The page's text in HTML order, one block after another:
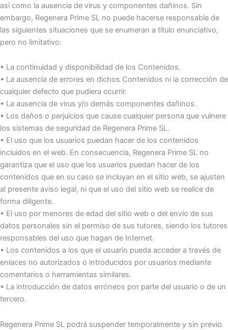
así como la ausencia de virus y componentes dañinos. Sin
embargo, Regenera Prime SL no puede hacerse responsable de
las siguientes situaciones que se enumeran a título enunciativo,
pero no limitativo:
• La continuidad y disponibilidad de los Contenidos.
• La ausencia de errores en dichos Contenidos ni la corrección de
cualquier defecto que pudiera ocurrir.
• La ausencia de virus y/o demás componentes dañinos.
• Los daños o perjuicios que cause cualquier persona que vulnere
los sistemas de seguridad de Regenera Prime SL.
• El uso que los usuarios puedan hacer de los contenidos
incluidos en el web. En consecuencia, Regenera Prime SL no
garantiza que el uso que los usuarios puedan hacer de los
contenidos que en su caso se incluyan en el sitio web, se ajusten
al presente aviso legal, ni que el uso del sitio web se realice de
forma diligente.
• El uso por menores de edad del sitio web o del envío de sus
datos personales sin el permiso de sus tutores, siendo los tutores
responsables del uso que hagan de Internet.
• Los contenidos a los que el usuario pueda acceder a través de
enlaces no autorizados o introducidos por usuarios mediante
comentarios o herramientas similares.
• La introducción de datos erróneos por parte del usuario o de un
tercero.
Regenera Prime SL podrá suspender temporalmente y sin previo